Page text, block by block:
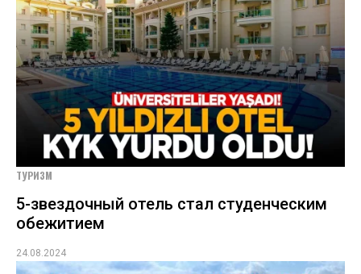
ТУРИЗМ
5-звездочный отель стал студенческим
обежитием
24.08.2024